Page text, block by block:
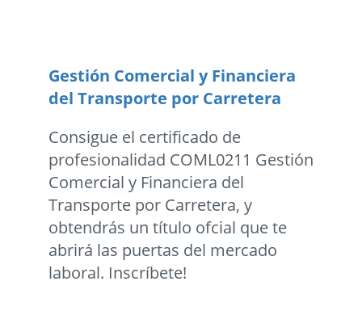
Gestión Comercial y Financiera
del Transporte por Carretera
Consigue el certificado de
profesionalidad COML0211 Gestión
Comercial y Financiera del
Transporte por Carretera, y
obtendrás un título ofcial que te
abrirá las puertas del mercado
laboral. Inscríbete!